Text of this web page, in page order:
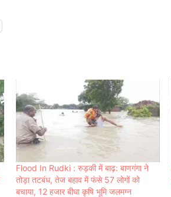
Flood In Rudki : रुड़की में बाढ़: बाणगंगा ने
तोड़ा तटबंध, तेज बहाव में फंसे 57 लोगों को
बचाया, 12 हजार बीघा कृषि भूमि जलमग्न